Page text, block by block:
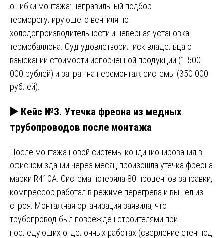
ошибки монтажа: неправильный подбор
терморегулирующего вентиля по
холодопроизводительности и неверная установка
термобаллона. Суд удовлетворил иск владельца о
взыскании стоимости испорченной продукции (1 500
000 рублей) и затрат на перемонтаж системы (350 000
рублей).
▶️ Кейс №3. Утечка фреона из медных
трубопроводов после монтажа
После монтажа новой системы кондиционирования в
офисном здании через месяц произошла утечка фреона
марки R410A. Система потеряла 80 процентов заправки,
компрессор работал в режиме перегрева и вышел из
строя. Монтажная организация заявила, что
трубопровод был повреждён строителями при
последующих отделочных работах (сверление стен под